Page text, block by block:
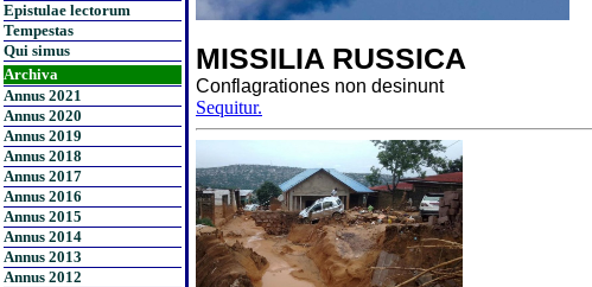
Epistulae lectorum
Tempestas
Qui simus
Archiva
Annus 2021
Annus 2020
Annus 2019
Annus 2018
Annus 2017
Annus 2016
Annus 2015
Annus 2014
Annus 2013
Annus 2012
MISSILIA RUSSICA
Conflagrationes non desinunt
Sequitur.